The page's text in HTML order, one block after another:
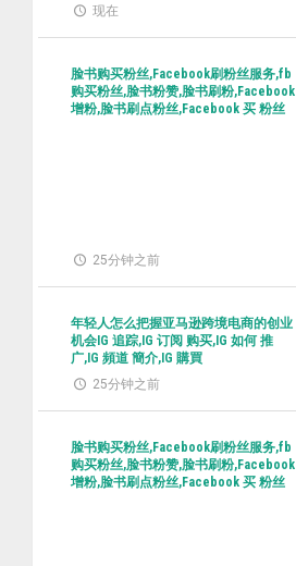
现在
脸书购买粉丝,Facebook刷粉丝服务,fb
购买粉丝,脸书粉赞,脸书刷粉,Facebook
增粉,脸书刷点粉丝,Facebook 买 粉丝
25分钟之前
年轻人怎么把握亚马逊跨境电商的创业
机会IG 追踪,IG 订阅 购买,IG 如何 推
广,IG 頻道 簡介,IG 購買
25分钟之前
脸书购买粉丝,Facebook刷粉丝服务,fb
购买粉丝,脸书粉赞,脸书刷粉,Facebook
增粉,脸书刷点粉丝,Facebook 买 粉丝